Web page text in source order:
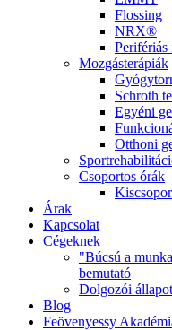
Flossing
NRX®
Mozgásterápiák
Schroth
Egyéni
Otthoni
Csoportos órák
Árak
Kapcsolat
Cégeknek
"Búcsú a
bemutató
Dolgozói
Blog
Feövenyessy